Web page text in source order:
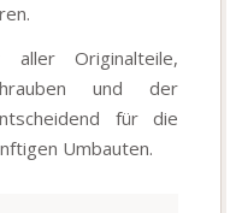
aller Originalteile,
und der
für die
Umbauten.